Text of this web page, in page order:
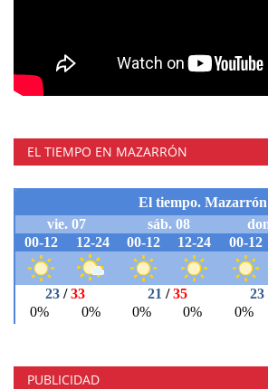
EL TIEMPO EN MAZARRÓN
PUBLICIDAD